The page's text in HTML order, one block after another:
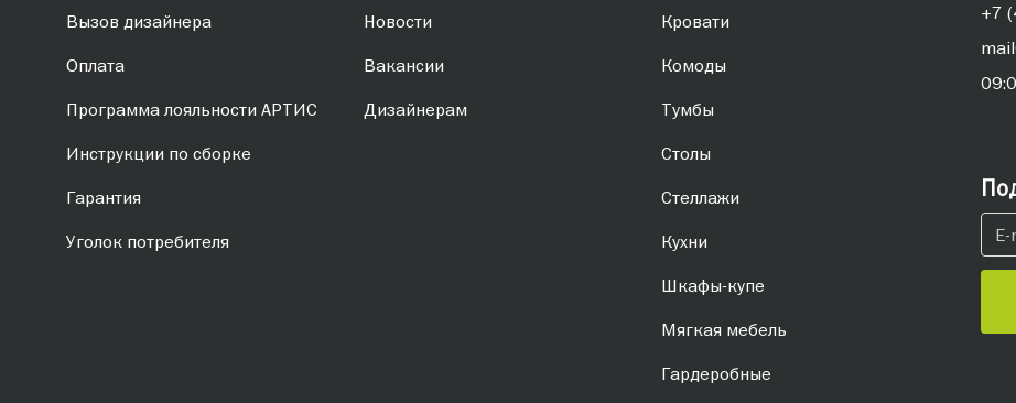
Вызов дизайнера
Оплата
Программа лояльности АРТИС
Инструкции по сборке
Гарантия
Уголок потребителя
Новости
Вакансии
Дизайнерам
Кровати
Комоды
Тумбы
Столы
Стеллажи
Кухни
Шкафы-купе
Мягкая мебель
Гардеробные
+7